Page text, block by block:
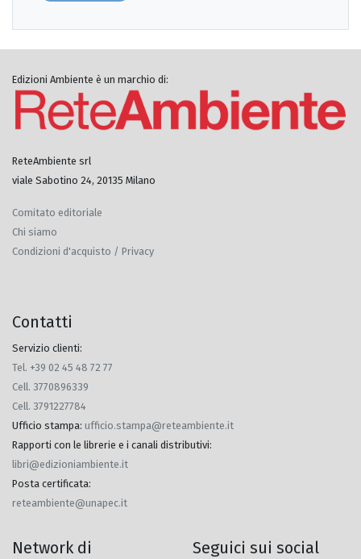
Edizioni Ambiente è un marchio di:
ReteAmbiente srl
viale Sabotino 24, 20135 Milano
Comitato editoriale
Chi siamo
Condizioni d'acquisto / Privacy
Contatti
Servizio clienti:
Tel. +39 02 45 48 72 77
Cell. 3770896339
Cell. 3791227784
Ufficio stampa: ufficio.stampa@reteambiente.it
Rapporti con le librerie e i canali distributivi:
libri@edizioniambiente.it
Posta certificata:
reteambiente@unapec.it
Network di
Seguici sui social